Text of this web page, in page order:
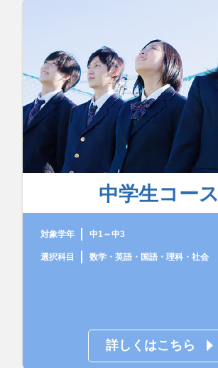
中学生コース
対象学年 中1～中3
選択科目 数学・英語・国語・理科・社会
詳しくはこちら